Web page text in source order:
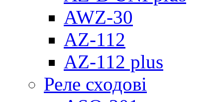
AWZ-30
AZ-112
AZ-112 plus
Реле сходові